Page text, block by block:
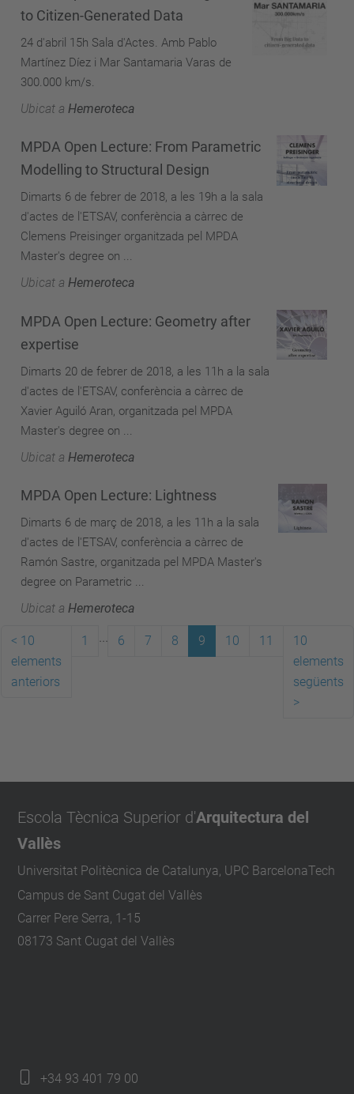
to Citizen-Generated Data
24 d'abril 15h Sala d'Actes. Amb Pablo
Martínez Díez i Mar Santamaria Varas de
300.000 km/s.
Ubicat a Hemeroteca
MPDA Open Lecture: From Parametric
Modelling to Structural Design
Dimarts 6 de febrer de 2018, a les 19h a la sala
d'actes de l'ETSAV, conferència a càrrec de
Clemens Preisinger organitzada pel MPDA
Master's degree on ...
Ubicat a Hemeroteca
MPDA Open Lecture: Geometry after
expertise
Dimarts 20 de febrer de 2018, a les 11h a la sala
d'actes de l'ETSAV, conferència a càrrec de
Xavier Aguiló Aran, organitzada pel MPDA
Master's degree on ...
Ubicat a Hemeroteca
MPDA Open Lecture: Lightness
Dimarts 6 de març de 2018, a les 11h a la sala
d'actes de l'ETSAV, conferència a càrrec de
Ramón Sastre, organitzada pel MPDA Master's
degree on Parametric ...
Ubicat a Hemeroteca
< 10
elements
anteriors
1 6 7 8 9 10 11
10
elements
següents
>
Escola Tècnica Superior d'Arquitectura del
Vallès
Universitat Politècnica de Catalunya, UPC BarcelonaTech
Campus de Sant Cugat del Vallès
Carrer Pere Serra, 1-15
08173 Sant Cugat del Vallès
+34 93 401 79 00